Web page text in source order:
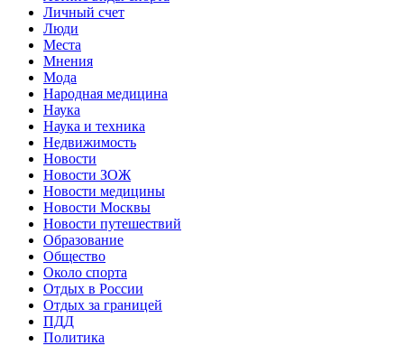
Личный счет
Люди
Места
Мнения
Мода
Народная медицина
Наука
Наука и техника
Недвижимость
Новости
Новости ЗОЖ
Новости медицины
Новости Москвы
Новости путешествий
Образование
Общество
Около спорта
Отдых в России
Отдых за границей
ПДД
Политика